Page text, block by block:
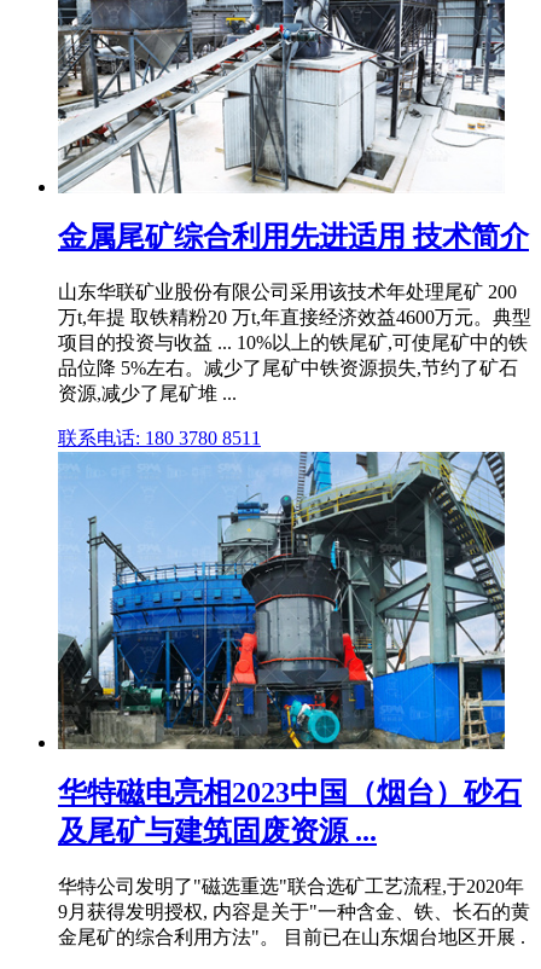
金属尾矿综合利用先进适用 技术简介
山东华联矿业股份有限公司采用该技术年处理尾矿 200
万t,年提 取铁精粉20 万t,年直接经济效益4600万元。典型
项目的投资与收益 ... 10%以上的铁尾矿,可使尾矿中的铁
品位降 5%左右。减少了尾矿中铁资源损失,节约了矿石
资源,减少了尾矿堆 ...
联系电话: 180 3780 8511
华特磁电亮相2023中国（烟台）砂石
及尾矿与建筑固废资源 ...
华特公司发明了"磁选重选"联合选矿工艺流程,于2020年
9月获得发明授权, 内容是关于"一种含金、铁、长石的黄
金尾矿的综合利用方法"。 目前已在山东烟台地区开展 .